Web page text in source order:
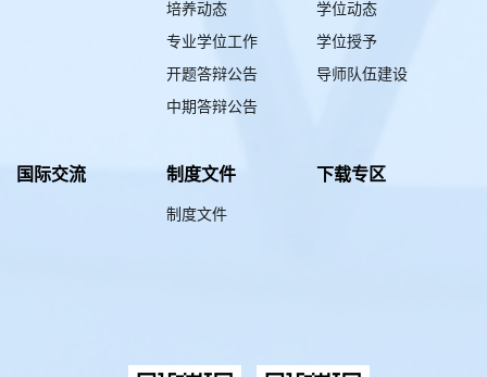
培养动态
专业学位工作
开题答辩公告
中期答辩公告
学位动态
学位授予
导师队伍建设
国际交流 制度文件
制度文件
下载专区